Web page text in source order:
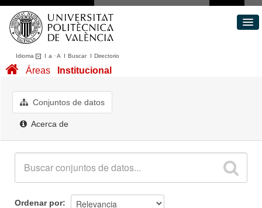
Idioma I a ·A I BuscarI Directorio
Conjuntos de datos
Acerca de
Áreas Institucional
Conjuntos de datos
Acerca de
Ordenar por